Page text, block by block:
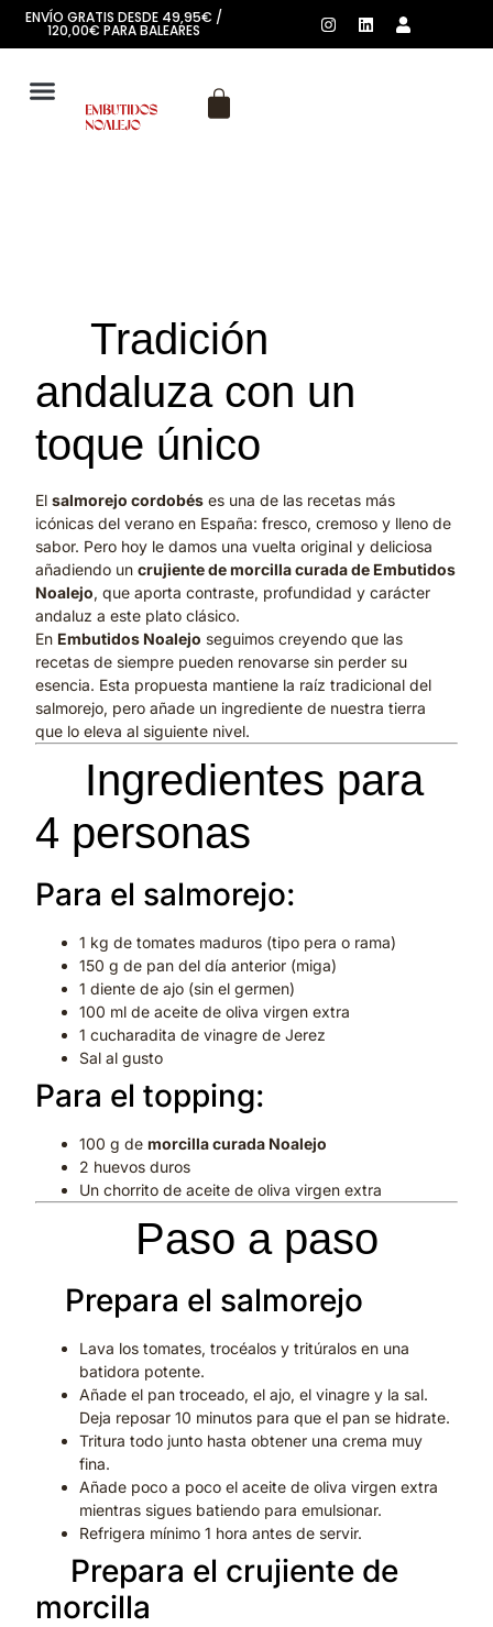
ENVÍO GRATIS DESDE 49,95€ /
120,00€ PARA BALEARES
Tradición
andaluza con un
toque único
Elsalmorejo cordobés es una de las recetas más
icónicas del verano en España: fresco, cremoso y lleno de
sabor. Pero hoy le damos una vuelta original y deliciosa
añadiendo uncrujiente de morcilla curada de Embutidos
Noalejo, que aporta contraste, profundidad y carácter
andaluz a este plato clásico.
En Embutidos Noalejo seguimos creyendo que las
recetas de siempre pueden renovarse sin perder su
esencia. Esta propuesta mantiene la raíz tradicional del
salmorejo, pero añade un ingrediente de nuestra tierra
que lo eleva al siguiente nivel.
Ingredientes para
4 personas
Para el salmorejo:
1 kg de tomates maduros (tipo pera o rama)
150 g de pan del día anterior (miga)
1 diente de ajo (sin el germen)
100 ml de aceite de oliva virgen extra
1 cucharadita de vinagre de Jerez
Sal al gusto
Para el topping:
100 g demorcilla curada Noalejo
2 huevos duros
Un chorrito de aceite de oliva virgen extra
Paso a paso
Prepara el salmorejo
Lava los tomates, trocéalos y tritúralos en una
batidora potente.
Añade el pan troceado, el ajo, el vinagre y la sal.
Deja reposar 10 minutos para que el pan se hidrate.
Tritura todo junto hasta obtener una crema muy
fina.
Añade poco a poco el aceite de oliva virgen extra
mientras sigues batiendo para emulsionar.
Refrigera mínimo 1 hora antes de servir.
Prepara el crujiente de
morcilla